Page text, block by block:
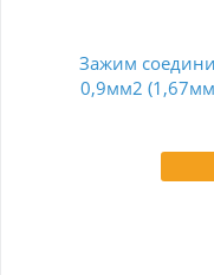
Зажим
0,9мм2